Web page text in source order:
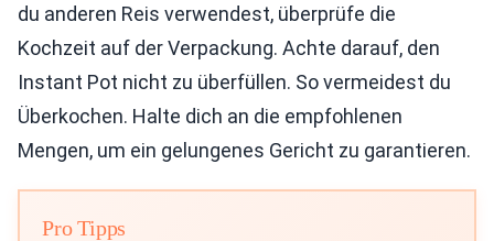
du anderen Reis verwendest, überprüfe die
Kochzeit auf der Verpackung. Achte darauf, den
Instant Pot nicht zu überfüllen. So vermeidest du
Überkochen. Halte dich an die empfohlenen
Mengen, um ein gelungenes Gericht zu garantieren.
Pro Tipps